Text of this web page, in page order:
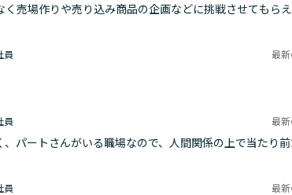
売場作りや売り込み商品の企画などに挑戦させてもら
員 最
員 最
パートさんがいる職場なので、人間関係の上で当たり前
員 最